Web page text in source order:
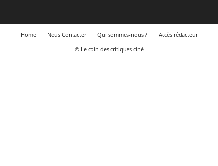
Home Nous Contacter Qui sommes-nous ?
Accès rédacteur
© Le coin des critiques ciné